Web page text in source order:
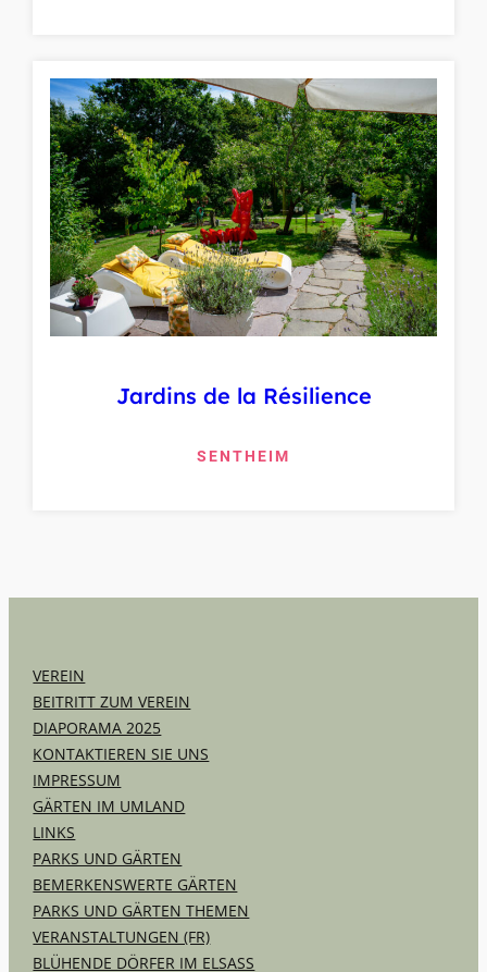
Jardins de la Résilience
SENTHEIM
VEREIN
BEITRITT ZUM VEREIN
DIAPORAMA 2025
KONTAKTIEREN SIE UNS
IMPRESSUM
GÄRTEN IM UMLAND
LINKS
PARKS UND GÄRTEN
BEMERKENSWERTE GÄRTEN
PARKS UND GÄRTEN THEMEN
VERANSTALTUNGEN (FR)
BLÜHENDE DÖRFER IM ELSASS